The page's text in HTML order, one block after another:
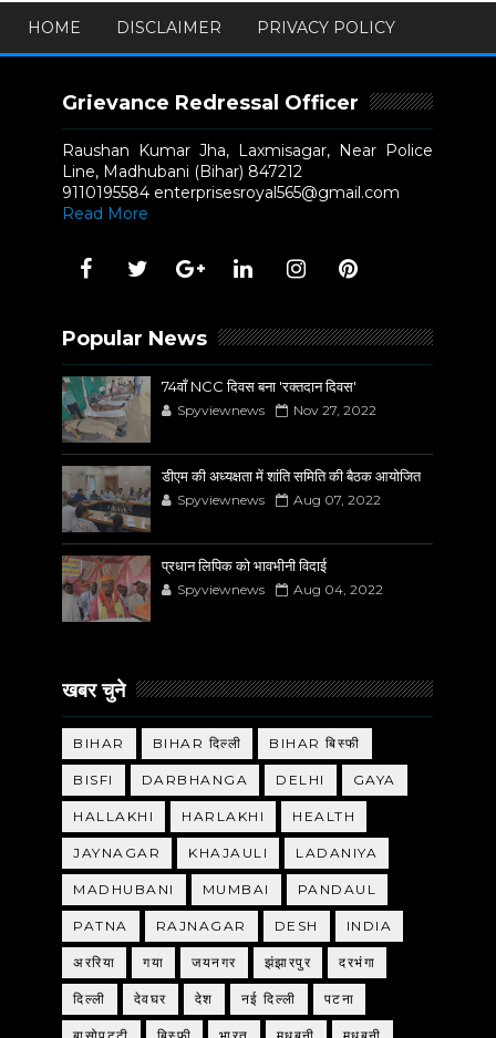
HOME DISCLAIMER PRIVACY POLICY
Grievance Redressal Officer
Raushan Kumar Jha, Laxmisagar, Near Police
Line, Madhubani (Bihar) 847212
9110195584 enterprisesroyal565@gmail.com
Read More
Popular News
74वाँ NCC दिवस बना 'रक्तदान दिवस'
Spyviewnews Nov 27, 2022
डीएम की अध्यक्षता में शांति समिति की बैठक आयोजित
Spyviewnews Aug 07, 2022
प्रधान लिपिक को भावभीनी विदाई
Spyviewnews Aug 04, 2022
खबर चुने
BIHAR BIHAR दिल्ली BIHAR बिस्फी
BISFI DARBHANGA DELHI GAYA
HALLAKHI HARLAKHI HEALTH
JAYNAGAR KHAJAULI LADANIYA
MADHUBANI MUMBAI PANDAUL
PATNA RAJNAGAR DESH INDIA
अररिया गया जयनगर झंझारपुर दरभंगा
दिल्ली देवघर देश नई दिल्ली पटना